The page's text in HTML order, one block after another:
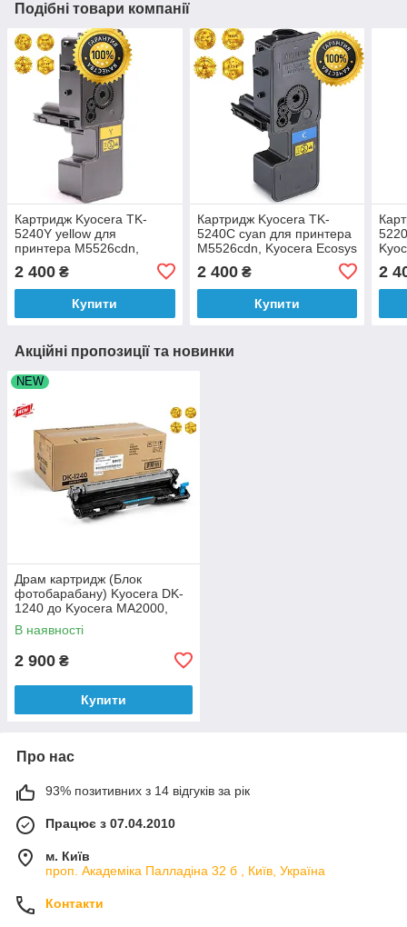
Подібні товари компанії
Картридж Kyocera TK-
5240Y yellow для
принтера M5526cdn,
Kyocera Ecosys P5026cdn
аналог
2 400 ₴
Купити
Картридж Kyocera TK-
5240C cyan для принтера
M5526cdn, Kyocera Ecosys
2 400₴
Купити
2
Акційні пропозиції та новинки
NEW
Драм картридж (Блок
фотобарабану) Kyocera DK-
1240 до Kyocera MA2000,
MA2000w, PA2000, PA2000w
аналог
В наявності
2 900 ₴
Купити
Про нас
93% позитивних з 14 відгуків за рік
Працює з 07.04.2010
м. Київ
проп. Академіка Палладіна 32 б , Київ, Україна
Контакти